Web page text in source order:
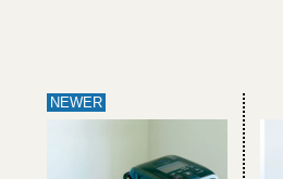
NEWER